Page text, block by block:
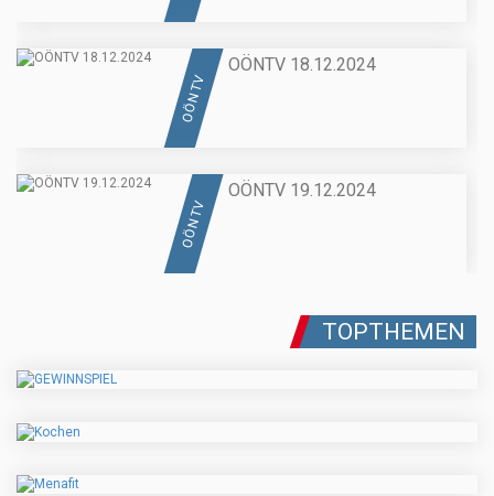
OÖN TV
OÖNTV 18.12.2024
OÖN TV
OÖNTV 19.12.2024
TOPTHEMEN